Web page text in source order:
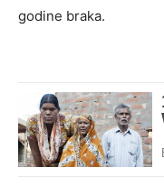
godine braka.